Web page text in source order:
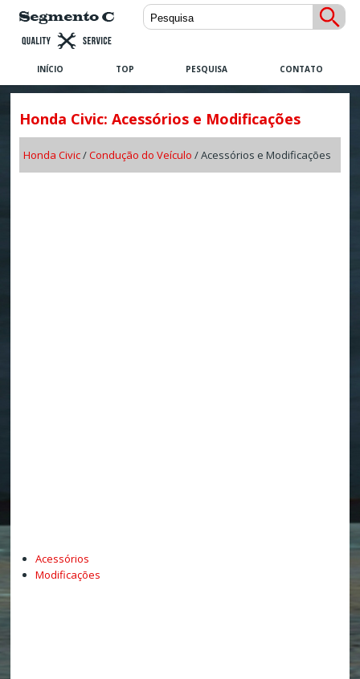
INÍCIO TOP PESQUISA CONTATO
Honda Civic: Acessórios e Modificações
Honda Civic/Condução do Veículo / Acessórios e Modificações
Acessórios
Modificações